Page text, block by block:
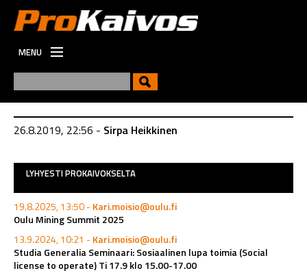
MENU
UUSI
TYÖPAIKAT
26.8.2019, 22:56 - Sirpa Heikkinen
LYHYESTI PROKAIVOKSELTA
19.8.2025, 13:50 -Kari.moisio@oulu.fi
Oulu Mining Summit 2025
13.9.2024, 10:21 -Kari.moisio@oulu.fi
Studia Generalia Seminaari: Sosiaalinen lupa toimia (Social
license to operate) Ti 17.9 klo 15.00-17.00